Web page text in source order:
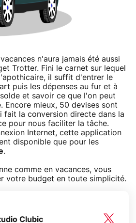
n'aura jamais été aussi
Trotter. Fini le carnet sur lequel
il suffit d'entrer le
puis les dépenses au fur et à
et savoir ce que l'on peut
Encore mieux, 50 devises sont
fait la conversion directe dans la
pour nous faciliter la tâche.
Internet, cette application
disponible que pour les
.
comme en vacances, vous
votre budget en toute simplicité.
Clubic